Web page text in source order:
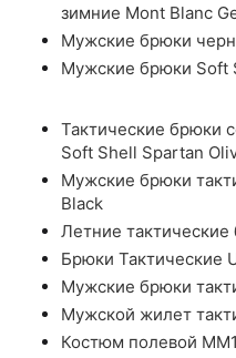
зимние Mont Blanc
Мужские брюки
Мужские брюки Soft
Тактические брюки
Soft Shell Spartan
Мужские брюки
Black
Летние
Брюки Тактические
Мужские брюки
Мужской жилет
Костюм полевой